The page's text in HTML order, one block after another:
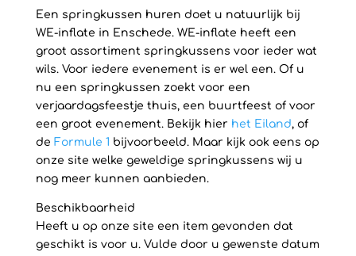
Een springkussen huren doet u natuurlijk bij
WE-inflate in Enschede. WE-inflate heeft een
groot assortiment springkussens voor ieder wat
wils. Voor iedere evenement is er wel een. Of u
nu een springkussen zoekt voor een
verjaardagsfeestje thuis, een buurtfeest of voor
een groot evenement. Bekijk hier het Eiland, of
de Formule 1 bijvoorbeeld. Maar kijk ook eens op
onze site welke geweldige springkussens wij u
nog meer kunnen aanbieden.
Beschikbaarheid
Heeft u op onze site een item gevonden dat
geschikt is voor u. Vulde door u gewenste datum